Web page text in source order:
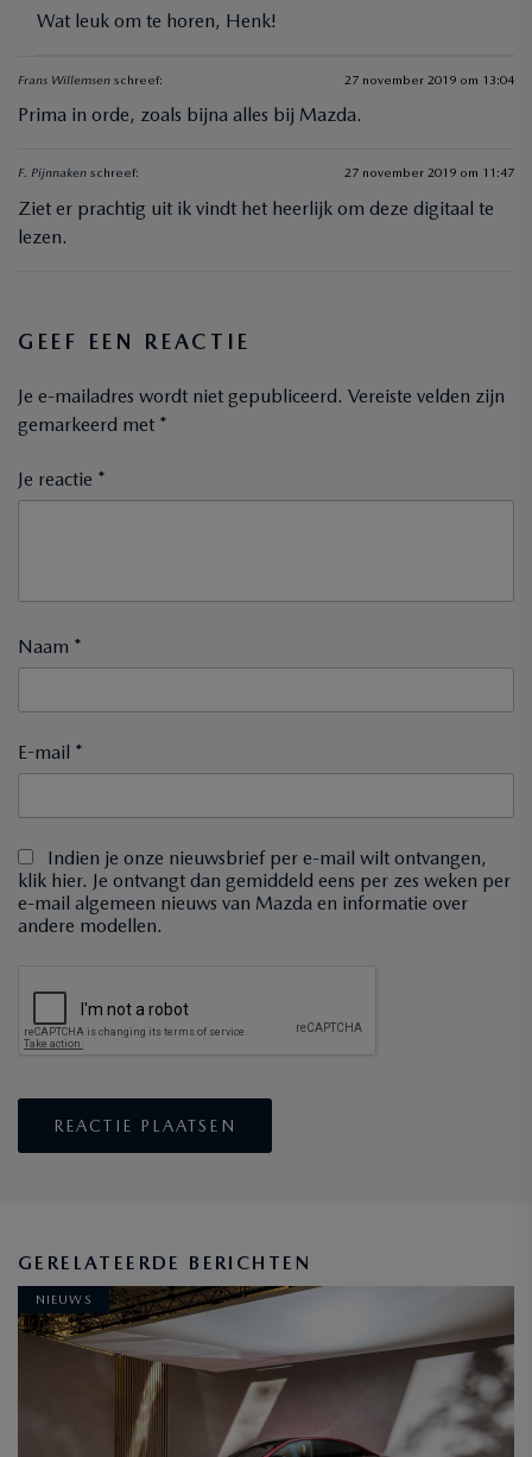
Wat leuk om te horen, Henk!
Frans Willemsen schreef: 27 november 2019 om 13:04
Prima in orde, zoals bijna alles bij Mazda.
F. Pijnnaken schreef: 27 november 2019 om 11:47
Ziet er prachtig uit ik vindt het heerlijk om deze digitaal te
lezen.
GEEF EEN REACTIE
Je e-mailadres wordt niet gepubliceerd. Vereiste velden zijn
gemarkeerd met *
Je reactie *
Naam *
E-mail *
Indien je onze nieuwsbrief per e-mail wilt ontvangen,
klik hier. Je ontvangt dan gemiddeld eens per zes weken per
e-mail algemeen nieuws van Mazda en informatie over
andere modellen.
GERELATEERDE BERICHTEN
NIEUWS